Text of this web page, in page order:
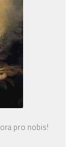
pro nobis!